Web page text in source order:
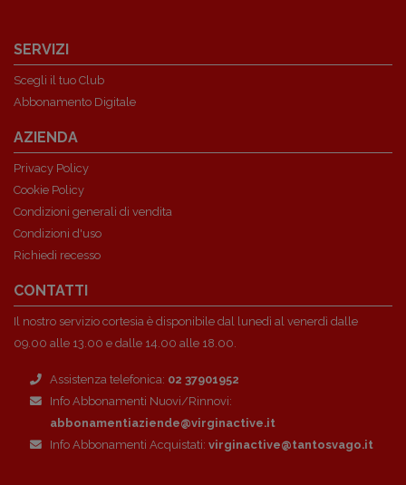
SERVIZI
Scegli il tuo Club
Abbonamento Digitale
AZIENDA
Privacy Policy
Cookie Policy
Condizioni generali di vendita
Condizioni d'uso
Richiedi recesso
CONTATTI
Il nostro servizio cortesia è disponibile dal lunedì al venerdì dalle
09.00 alle 13.00 e dalle 14.00 alle 18.00.
Assistenza telefonica: 02 37901952
Info Abbonamenti Nuovi/Rinnovi:
abbonamentiaziende@virginactive.it
Info Abbonamenti Acquistati: virginactive@tantosvago.it